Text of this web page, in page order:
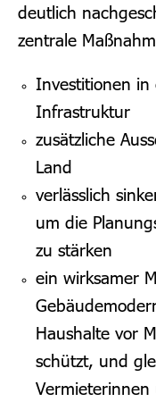
deutlich
zentrale
Investitionen in
Infrastruktur
zusätzliche
Land
verlässlich
um die
zu stärken
ein wirksamer
Haushalte vor
schützt, und